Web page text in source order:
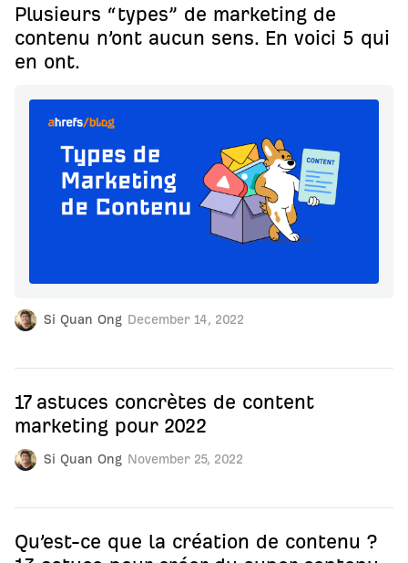
Si Quan Ong December 14, 2022
Plusieurs “types” de marketing de
contenu n’ont aucun sens. En voici 5 qui
en ont.
Si Quan Ong November 25, 2022
17 astuces concrètes de content
marketing pour 2022
Qu’est-ce que la création de contenu ?